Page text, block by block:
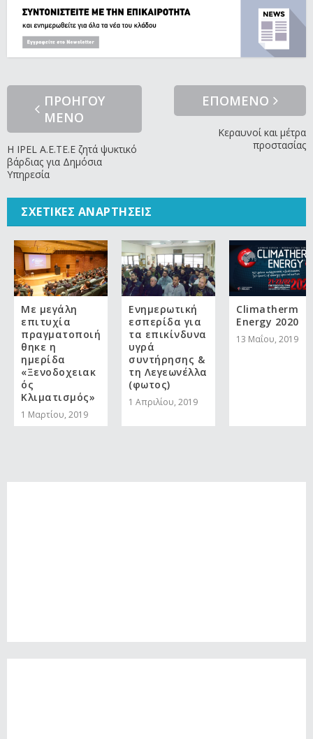
ΠΡΟΗΓΟΥ
ΜΕΝΟ
Η IPEL Α.Ε.ΤΕ.Ε ζητά ψυκτικό
βάρδιας για Δημόσια
Υπηρεσία
ΕΠΟΜΕΝΟ
Κεραυνοί και μέτρα
προστασίας
ΣΧΕΤΙΚΈΣ ΑΝΑΡΤΉΣΕΙΣ
Με μεγάλη
επιτυχία
πραγματοποιή
θηκε η
ημερίδα
«Ξενοδοχειακ
ός
Κλιματισμός»
1 Μαρτίου, 2019
Ενημερωτική
εσπερίδα για
τα επικίνδυνα
υγρά
συντήρησης &
τη Λεγεωνέλλα
(φωτος)
1 Απριλίου, 2019
Climatherm
Energy 2020
13 Μαΐου, 2019